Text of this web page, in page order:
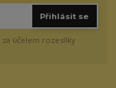
Přihlásit se
za účelem rozesílky